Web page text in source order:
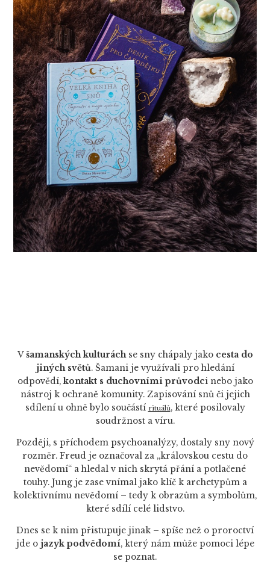
V šamanských kulturáchse sny chápaly jako cesta do
jiných světů. Šamani je využívali pro hledání
odpovědí,kontakt s duchovními průvodci nebo jako
nástroj k ochraně komunity. Zapisování snů či jejich
sdílení u ohně bylo součástí rituálů, které posilovaly
soudržnost a víru.
Později, s příchodem psychoanalýzy, dostaly sny nový
rozměr. Freud je označoval za „královskou cestu do
nevědomí“ a hledal v nich skrytá přání a potlačené
touhy. Jung je zase vnímal jako klíč k archetypům a
kolektivnímu nevědomí – tedy k obrazům a symbolům,
které sdílí celé lidstvo.
Dnes se k nim přistupuje jinak – spíše než o proroctví
jde o jazyk podvědomí, který nám může pomoci lépe
se poznat.